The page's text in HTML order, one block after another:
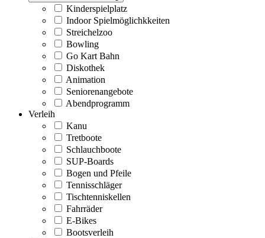
Kinderspielplatz
Indoor Spielmöglichkkeiten
Streichelzoo
Bowling
Go Kart Bahn
Diskothek
Animation
Seniorenangebote
Abendprogramm
Verleih
Kanu
Tretboote
Schlauchboote
SUP-Boards
Bogen und Pfeile
Tennisschläger
Tischtenniskellen
Fahrräder
E-Bikes
Bootsverleih